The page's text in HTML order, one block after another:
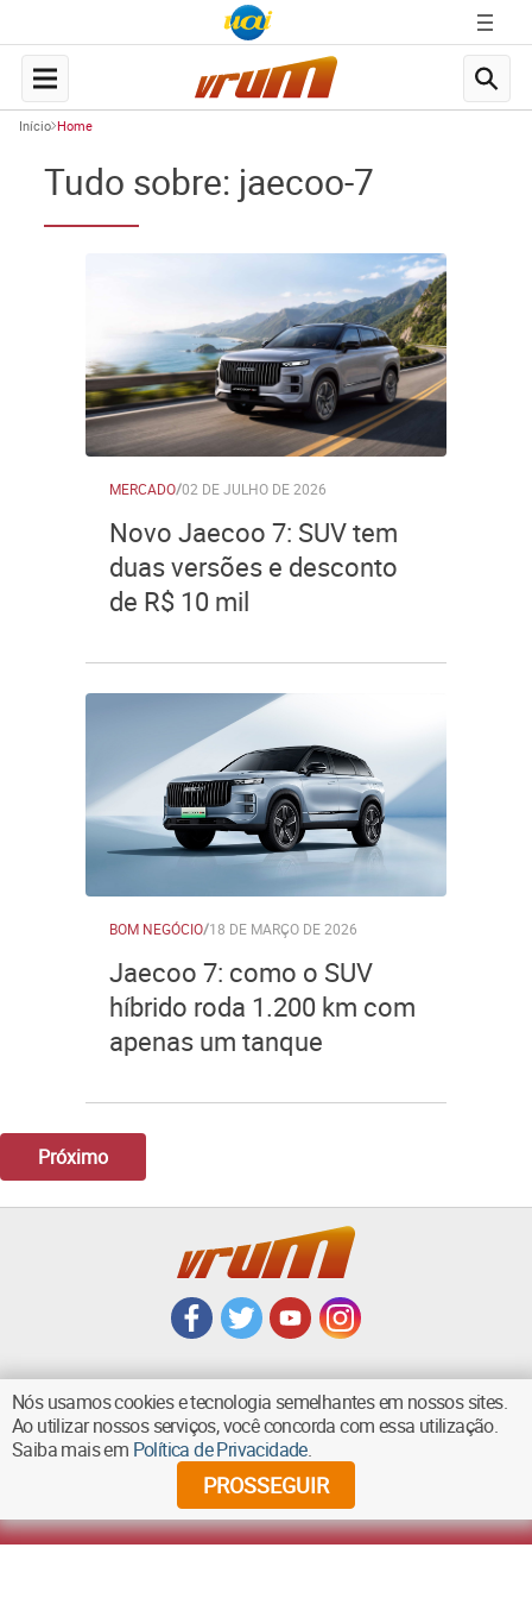
Início Home
Tudo sobre: jaecoo-7
MERCADO/02 DE JULHO DE 2026
Novo Jaecoo 7: SUV tem
duas versões e desconto
de R$ 10 mil
BOM NEGÓCIO/18 DE MARÇO DE 2026
Jaecoo 7: como o SUV
híbrido roda 1.200 km com
apenas um tanque
Próximo
VOLTAR AO TOPO
Diários Associados - Todos os direitos reservados
Nós usamos cookies e tecnologia semelhantes em nossos sites.
Ao utilizar nossos serviços, você concorda com essa utilização.
Saiba mais em Política de Privacidade.
PROSSEGUIR